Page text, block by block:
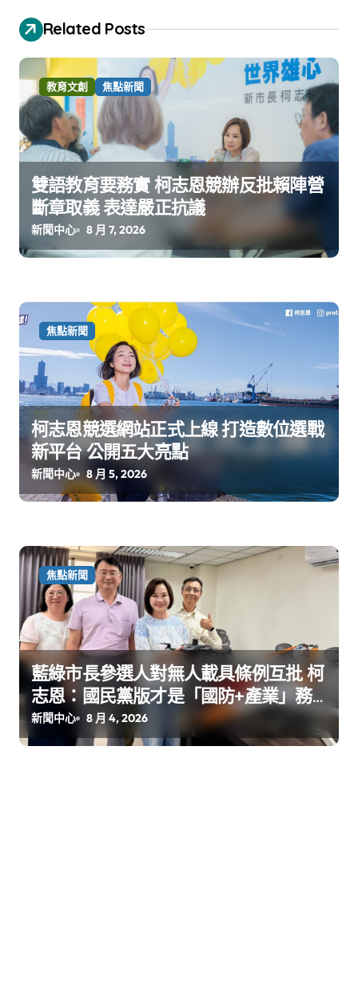
Related Posts
教育文創 焦點新聞
雙語教育要務實 柯志恩競辦反批賴陣營
斷章取義 表達嚴正抗議
新聞中心 8 月 7, 2026
焦點新聞
柯志恩競選網站正式上線 打造數位選戰
新平台 公開五大亮點
新聞中心 8 月 5, 2026
焦點新聞
藍綠市長參選人對無人載具條例互批 柯
志恩：國民黨版才是「國防+產業」務
實版
新聞中心 8 月 4, 2026